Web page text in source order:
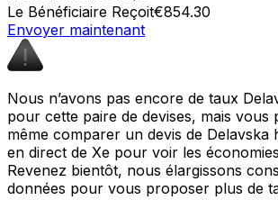
Le Bénéficiaire Reçoit€854.30
Envoyer maintenant
Nous n’avons pas encore de taux
pour cette paire de devises, mais vous
même comparer un devis de Delavska
en direct de Xe pour voir les
Revenez bientôt, nous élargissons
données pour vous proposer plus de